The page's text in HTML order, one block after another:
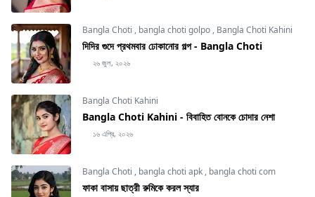
Bangla Choti , bangla choti golpo , Bangla Choti Kahini
দিদির গুদে প্রথমবার ঢোকানোর গল্প - Bangla Choti
২৬ জুল, ২০২৬
Bangla Choti Kahini
Bangla Choti Kahini - বিবাহিত বোনকে চোদার নেশা
১৬ এপ্রি, ২০২৬
Bangla Choti , bangla choti apk , bangla choti com
ফাকা বাসায় ছাত্রী রুমিকে করল স্যার